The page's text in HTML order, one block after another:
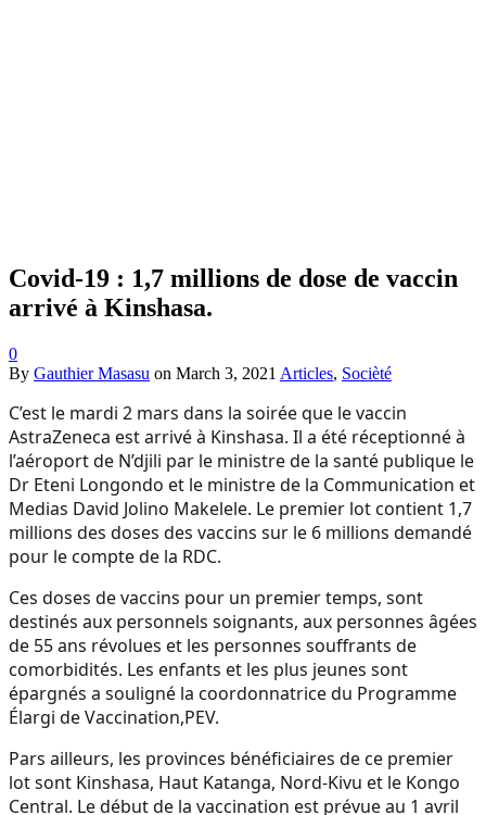
Covid-19 : 1,7 millions de dose de vaccin
arrivé à Kinshasa.
0
By Gauthier Masasu on March 3, 2021 Articles, Socièté
C’est le mardi 2 mars dans la soirée que le vaccin
AstraZeneca est arrivé à Kinshasa. Il a été réceptionné à
l’aéroport de N’djili par le ministre de la santé publique le
Dr Eteni Longondo et le ministre de la Communication et
Medias David Jolino Makelele. Le premier lot contient 1,7
millions des doses des vaccins sur le 6 millions demandé
pour le compte de la RDC.
Ces doses de vaccins pour un premier temps, sont
destinés aux personnels soignants, aux personnes âgées
de 55 ans révolues et les personnes souffrants de
comorbidités. Les enfants et les plus jeunes sont
épargnés a souligné la coordonnatrice du Programme
Élargi de Vaccination,PEV.
Pars ailleurs, les provinces bénéficiaires de ce premier
lot sont Kinshasa, Haut Katanga, Nord-Kivu et le Kongo
Central. Le début de la vaccination est prévue au 1 avril